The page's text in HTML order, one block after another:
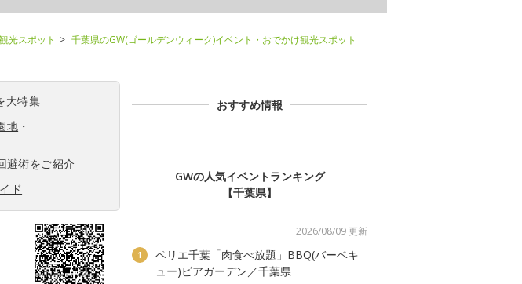
光スポット
千葉県のGW(ゴールデンウィーク)イベント・おでかけ観光スポット
大特集
地 ・
避術をご紹介
ド
おすすめ情報
GWの人気イベントランキング
【千葉県】
2026/08/09 更新
1
ペリエ千葉「肉食べ放題」BBQ(バーベキ
ュー)ビアガーデン／千葉県